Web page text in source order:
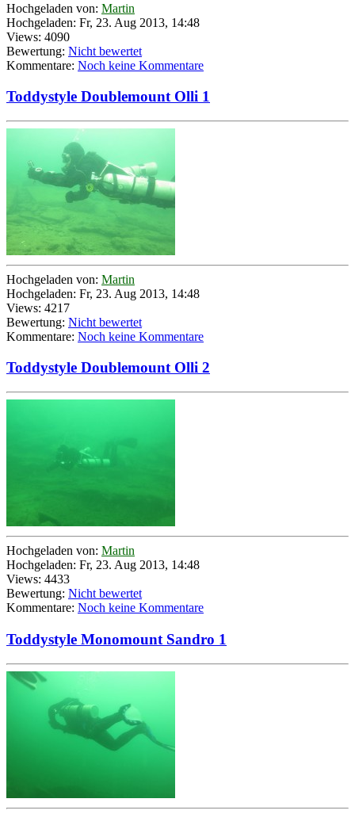
Hochgeladen von: Martin
Hochgeladen: Fr, 23. Aug 2013, 14:48
Views: 4090
Bewertung: Nicht bewertet
Kommentare: Noch keine Kommentare
Toddystyle Doublemount Olli 1
Hochgeladen von: Martin
Hochgeladen: Fr, 23. Aug 2013, 14:48
Views: 4217
Bewertung: Nicht bewertet
Kommentare: Noch keine Kommentare
Toddystyle Doublemount Olli 2
Hochgeladen von: Martin
Hochgeladen: Fr, 23. Aug 2013, 14:48
Views: 4433
Bewertung: Nicht bewertet
Kommentare: Noch keine Kommentare
Toddystyle Monomount Sandro 1